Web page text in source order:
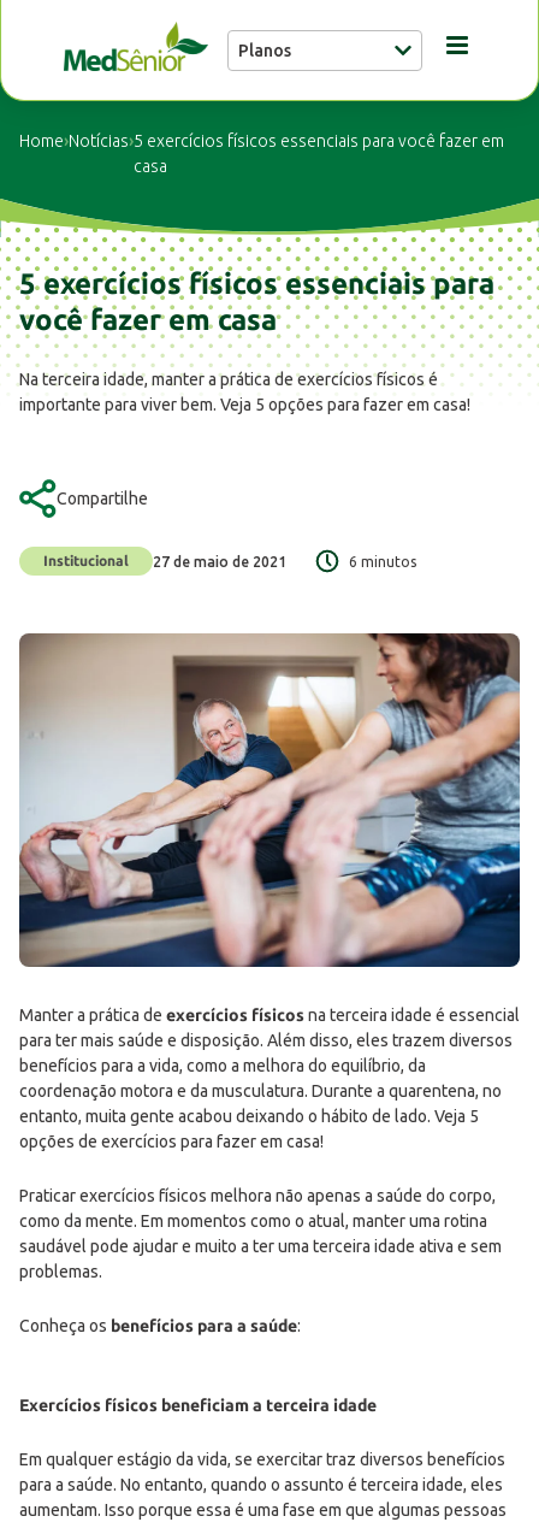
Planos
Unidades
Notícias
Home›Notícias›5 exercícios físicos essenciais para você fazer em
casa
5 exercícios físicos essenciais para
você fazer em casa
Na terceira idade, manter a prática de exercícios físicos é
importante para viver bem. Veja 5 opções para fazer em casa!
Compartilhe
27 de maio de 2021 6 minutos
Institucional
Manter a prática de exercícios físicosna terceira idade é essencial
para ter mais saúde e disposição. Além disso, eles trazem diversos
benefícios para a vida, como a melhora do equilíbrio, da
coordenação motora e da musculatura. Durante a quarentena, no
entanto, muita gente acabou deixando o hábito de lado. Veja 5
opções de exercícios para fazer em casa!
Praticar exercícios físicos melhora não apenas a saúde do corpo,
como da mente. Em momentos como o atual, manter uma rotina
saudável pode ajudar e muito a ter uma terceira idade ativa e sem
problemas.
Conheça os benefícios para a saúde:
Exercícios físicos beneficiam a terceira idade
Em qualquer estágio da vida, se exercitar traz diversos benefícios
para a saúde. No entanto, quando o assunto é terceira idade, eles
aumentam. Isso porque essa é uma fase em que algumas pessoas